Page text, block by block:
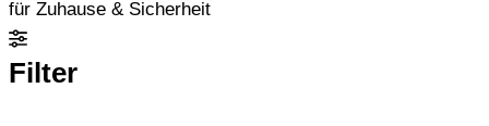
für Zuhause & Sicherheit
Filter